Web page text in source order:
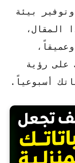
بيئة
المقال،
على رؤية
أسبوعياً.